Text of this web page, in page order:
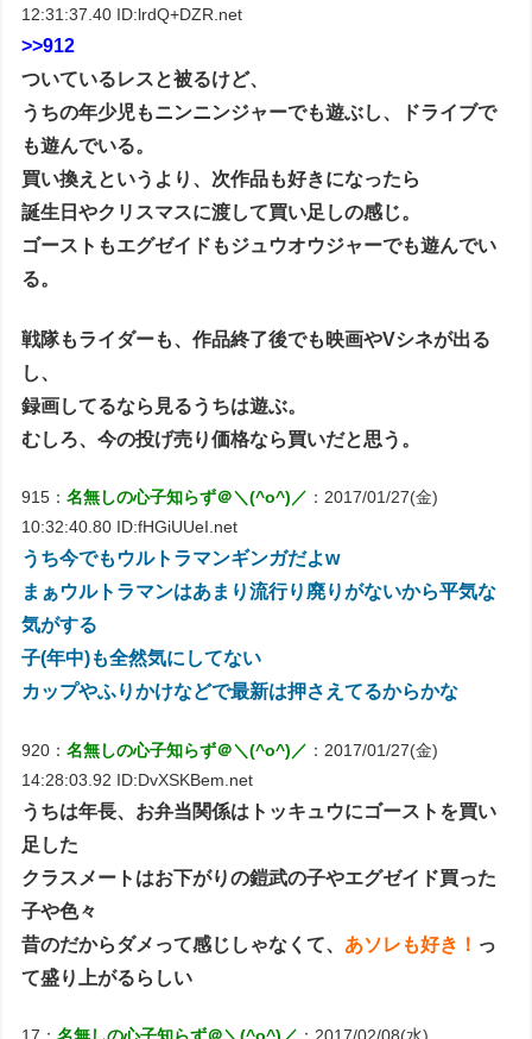
12:31:37.40 ID:lrdQ+DZR.net
>>912
ついているレスと被るけど、
うちの年少児もニンニンジャーでも遊ぶし、ドライブで
も遊んでいる。
買い換えというより、次作品も好きになったら
誕生日やクリスマスに渡して買い足しの感じ。
ゴーストもエグゼイドもジュウオウジャーでも遊んでい
る。
戦隊もライダーも、作品終了後でも映画やVシネが出る
し、
録画してるなら見るうちは遊ぶ。
むしろ、今の投げ売り価格なら買いだと思う。
915：名無しの心子知らず＠＼(^o^)／ ：2017/01/27(金)
10:32:40.80 ID:fHGiUUeI.net
うち今でもウルトラマンギンガだよw
まぁウルトラマンはあまり流行り廃りがないから平気な
気がする
子(年中)も全然気にしてない
カップやふりかけなどで最新は押さえてるからかな
920：名無しの心子知らず＠＼(^o^)／ ：2017/01/27(金)
14:28:03.92 ID:DvXSKBem.net
うちは年長、お弁当関係はトッキュウにゴーストを買い
足した
クラスメートはお下がりの鎧武の子やエグゼイド買った
子や色々
昔のだからダメって感じしゃなくて、 あソレも好き！ っ
て盛り上がるらしい